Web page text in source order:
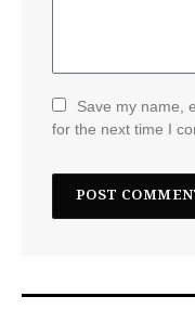
Save my name,
for the next time I